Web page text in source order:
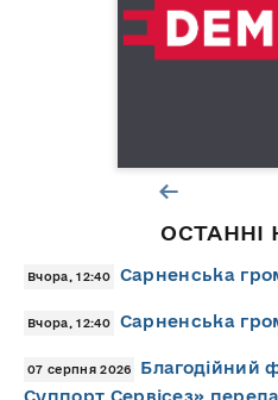
ОСТАННІ
Вчора, 12:40 Сарненська
Вчора, 12:40 Сарненська
07 серпня 2026
Благодійний